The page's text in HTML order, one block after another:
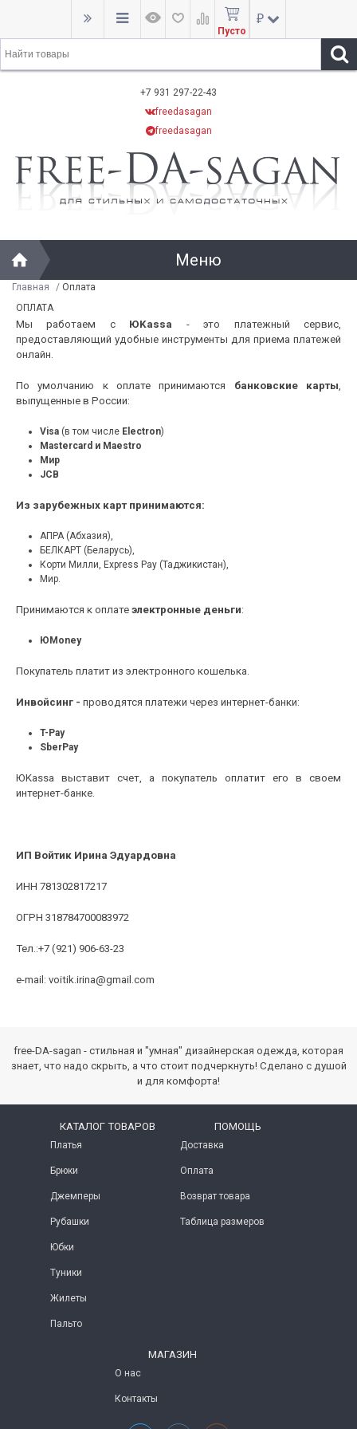
Пусто
₽
+7 931 297-22-43
freedasagan
freedasagan
Меню
Главная / Оплата
ОПЛАТА
Мы работаем с ЮKassa - это платежный сервис,
предоставляющий удобные инструменты для приема платежей
онлайн.
По умолчанию к оплате принимаются банковские карты
выпущенные в России:
Visa (в том числе Electron)
Masterсard и Maestro
Мир
JCB
Из зарубежных карт принимаются:
АПРА (Абхазия),
БЕЛКАРТ (Беларусь),
Корти Милли, Express Pay (Таджикистан),
Мир.
Принимаются к оплате электронные деньги:
ЮMoney
Покупатель платит из электронного кошелька.
Инвойсинг - проводятся платежи через интернет-банки:
T-Pay
SberPay
ЮKassa выставит счет, а покупатель оплатит его в своем
интернет-банке.
ИП Войтик Ирина Эдуардовна
ИНН 781302817217
ОГРН 318784700083972
Тел.:+7 (921) 906-63-23
e-mail: voitik.irina@gmail.com
free-DA-sagan - стильная и "умная" дизайнерская одежда, которая
знает, что надо скрыть, а что стоит подчеркнуть! Сделано с душой
и для комфорта!
КАТАЛОГ ТОВАРОВ
Платья
Брюки
Джемперы
Рубашки
Юбки
Туники
Жилеты
Пальто
ПОМОЩЬ
Доставка
Оплата
Возврат товара
Таблица размеров
МАГАЗИН
О нас
Контакты